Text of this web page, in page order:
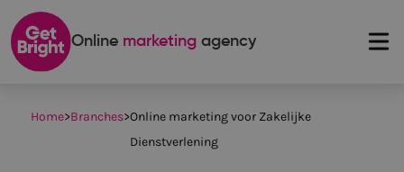
Online marketing agency
Home>Branches>Online marketing voor Zakelijke
Dienstverlening